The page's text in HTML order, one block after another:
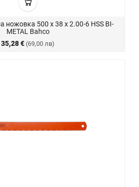
ножовка 500 х 38 х 2.00-6 HSS BI-
METAL Bahco
35,28 € (69,00 лв)